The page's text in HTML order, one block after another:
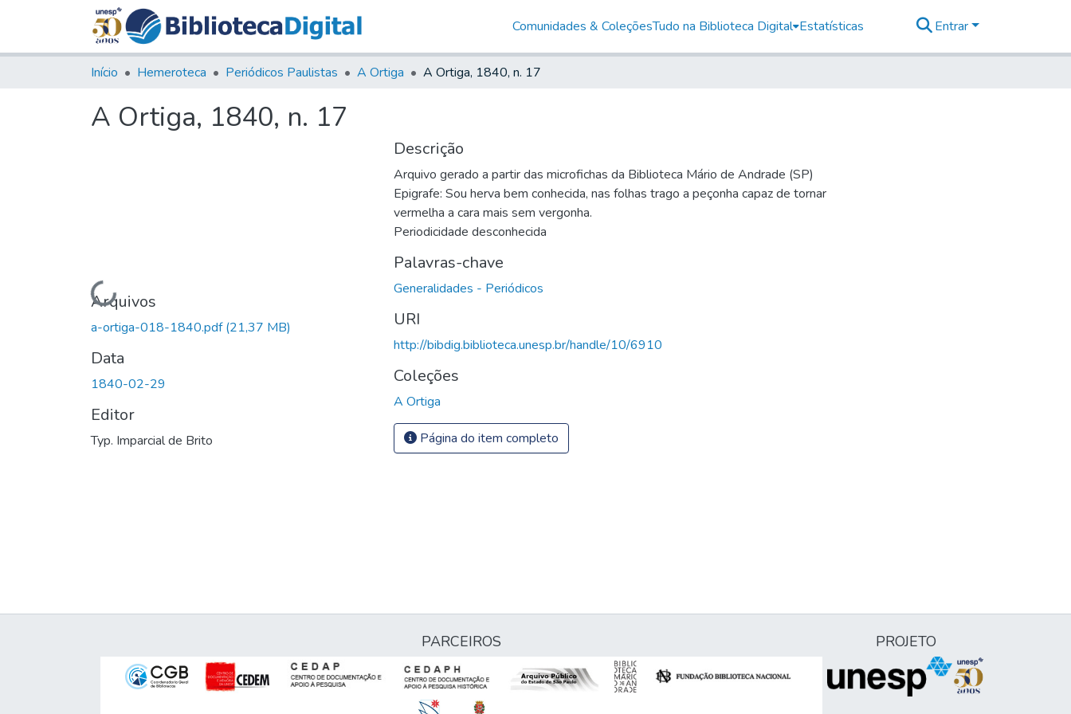
Comunidades & ColeçõesTudo na Biblioteca Digital Estatísticas Entrar
Início Hemeroteca Periódicos Paulistas A Ortiga A Ortiga, 1840, n. 17
A Ortiga, 1840, n. 17
Carregando...
Arquivos
a-ortiga-018-1840.pdf(21,37 MB)
Data
1840-02-29
Editor
Typ. Imparcial de Brito
Descrição
Arquivo gerado a partir das microfichas da Biblioteca Mário de Andrade (SP)
Epigrafe: Sou herva bem conhecida, nas folhas trago a peçonha capaz de tornar
vermelha a cara mais sem vergonha.
Periodicidade desconhecida
Palavras-chave
Generalidades - Periódicos
URI
http://bibdig.biblioteca.unesp.br/handle/10/6910
Coleções
A Ortiga
Página do item completo
PARCEIROS PROJETO